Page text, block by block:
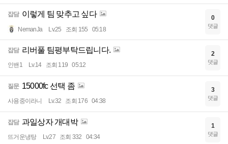
잡담 이렇게 팀 맞추고 싶다
NemanJa Lv.25 조회 155 05:18
0
댓글
잡담 리버풀 팀평부탁드립니다.
인밴1 Lv.14 조회 119 05:12
2
댓글
질문 15000fc 선택 좀
사용중이라니 Lv.32 조회 176 04:38
3
댓글
잡담 과일상자 개대박
뜨거운냉탕 Lv.27 조회 332 04:34
1
댓글